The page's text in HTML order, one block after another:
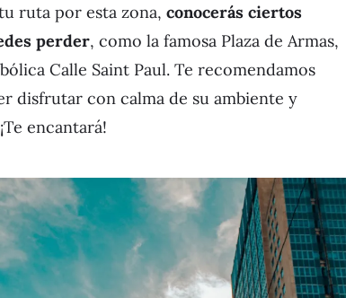
ruta por esta zona, conocerás ciertos
perder, como la famosa Plaza de Armas,
Calle Saint Paul. Te recomendamos
disfrutar con calma de su ambiente y
encantará!